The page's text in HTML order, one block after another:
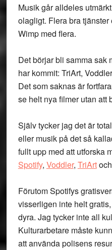
Musik går alldeles
olagligt. Flera bra
Wimp med flera.
Det börjar bli samma sak
har kommit: TriArt,
Det som saknas är
se helt nya filmer utan att
Själv tycker jag det är
eller musik på det så
fullt upp med att utforska
Spotify, Voddler, TriArtoch
Förutom Spotifys
visserligen inte helt
dyra. Jag tycker inte all
Kulturarbetare måste
att använda polisens